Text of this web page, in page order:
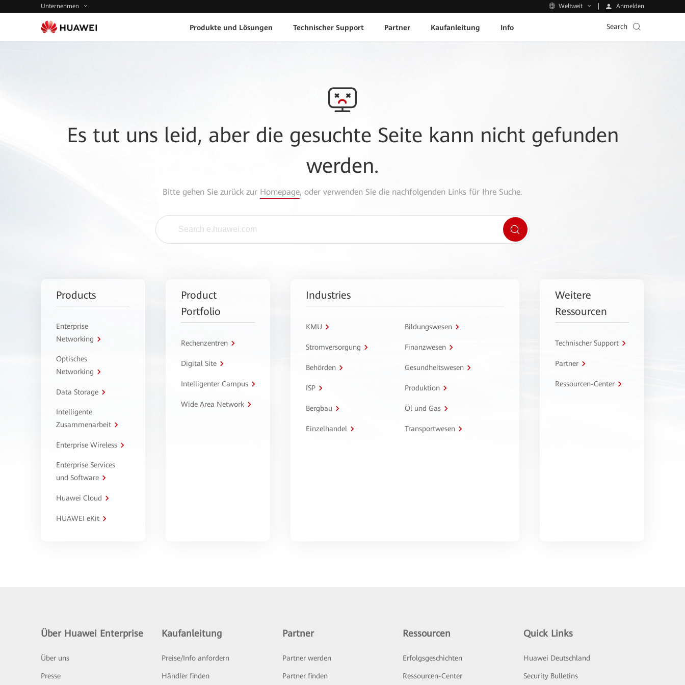
Unternehmen Weltweit Anmelden
Produkte und Lösungen Technischer Support Partner Kaufanleitung Info Search
Es tut uns leid, aber die gesuchte Seite kann nicht gefunden
werden.
Bitte gehen Sie zurück zur Homepage, oder verwenden Sie die nachfolgenden Links für Ihre Suche.
Products
Enterprise
Networking
Optisches
Networking
Data Storage
Intelligente
Zusammenarbeit
Enterprise Wireless
Enterprise Services
und Software
Huawei Cloud
HUAWEI eKit
Product
Portfolio
Rechenzentren
Digital Site
Intelligenter Campus
Wide Area Network
Industries
KMU Bildungswesen
Stromversorgung Finanzwesen
Behörden Gesundheitswesen
ISP Produktion
Bergbau Öl und Gas
Einzelhandel Transportwesen
Weitere
Ressourcen
Technischer Support
Partner
Ressourcen-Center
Über Huawei Enterprise
Über uns
Presse
Kaufanleitung
Preise/Info anfordern
Händler finden
Partner
Partner werden
Partner finden
Ressourcen
Erfolgsgeschichten
Ressourcen-Center
Quick Links
Huawei Deutschland
Security Bulletins